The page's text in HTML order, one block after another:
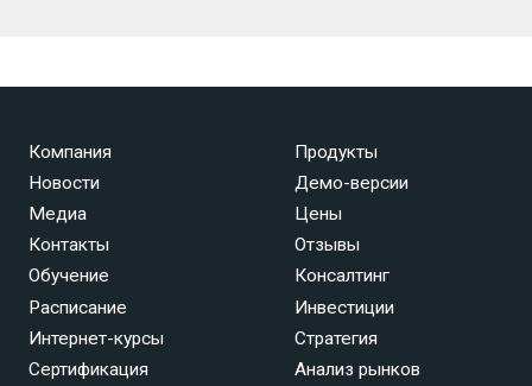
Компания
Новости
Медиа
Контакты
Продукты
Демо-версии
Цены
Отзывы
Обучение
Расписание
Интернет-курсы
Сертификация
Консалтинг
Инвестиции
Стратегия
Анализ рынков